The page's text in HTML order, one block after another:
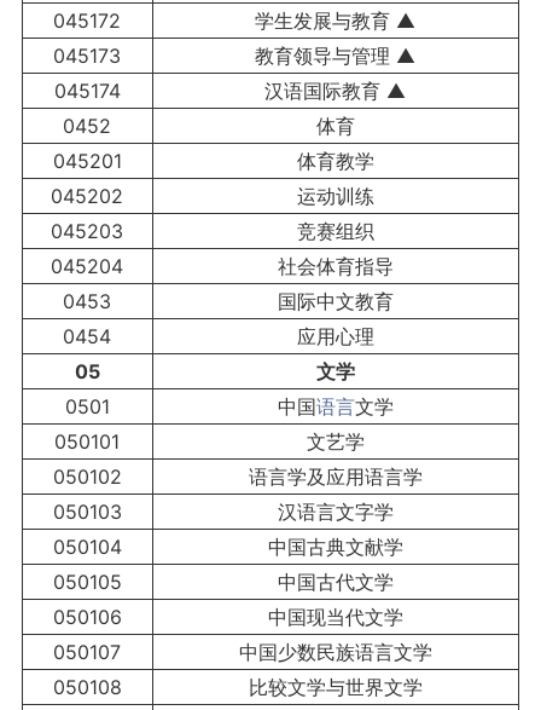
045172
学生发展与教育 ▲
045173
教育领导与管理 ▲
045174
汉语国际教育 ▲
0452
体育
045201
体育教学
045202
运动训练
045203
竞赛组织
045204
社会体育指导
0453
国际中文教育
0454
应用心理
05
文学
0501
中国语言文学
050101
文艺学
050102
语言学及应用语言学
050103
汉语言文字学
050104
中国古典文献学
050105
中国古代文学
050106
中国现当代文学
050107
中国少数民族语言文学
050108
比较文学与世界文学